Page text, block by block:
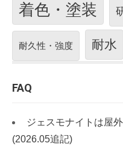
着色・塗装
耐久性・強度 耐水
FAQ
ジェスモナイトは屋
(2026.05追記)